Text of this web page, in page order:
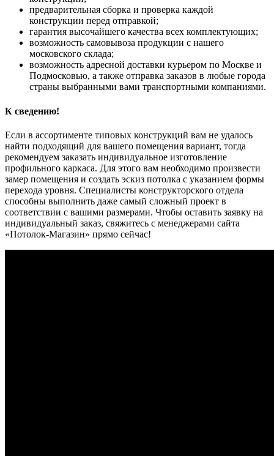
предварительная сборка и проверка каждой
конструкции перед отправкой;
гарантия высочайшего качества всех комплектующих;
возможность самовывоза продукции с нашего
московского склада;
возможность адресной доставки курьером по Москве и
Подмосковью, а также отправка заказов в любые города
страны выбранными вами транспортными компаниями.
К сведению!
Если в ассортименте типовых конструкций вам не удалось
найти подходящий для вашего помещения вариант, тогда
рекомендуем заказать индивидуальное изготовление
профильного каркаса. Для этого вам необходимо произвести
замер помещения и создать эскиз потолка с указанием формы
перехода уровня. Специалисты конструкторского отдела
способны выполнить даже самый сложный проект в
соответствии с вашими размерами. Чтобы оставить заявку на
индивидуальный заказ, свяжитесь с менеджерами сайта
«Потолок-Магазин» прямо сейчас!